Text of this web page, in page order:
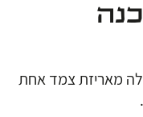
מאריזת צמד אחת